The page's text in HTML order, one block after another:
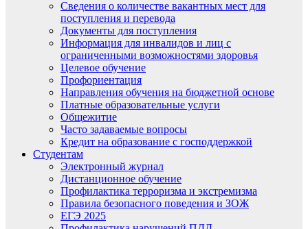
Сведения о количестве вакантных мест для
поступления и перевода
Документы для поступления
Информация для инвалидов и лиц с
ограниченными возможностями здоровья
Целевое обучение
Профориентация
Направления обучения на бюджетной основе
Платные образовательные услуги
Общежитие
Часто задаваемые вопросы
Кредит на образование с господдержкой
Студентам
Электронный журнал
Дистанционное обучение
Профилактика терроризма и экстремизма
Правила безопасного поведения и ЗОЖ
ЕГЭ 2025